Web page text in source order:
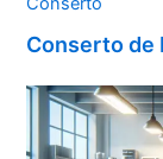
Conserto de